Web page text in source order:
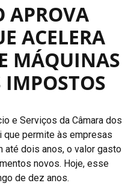
APROVA
ACELERA
MÁQUINAS
e Serviços da Câmara dos
que permite às empresas
até dois anos, o valor gasto
novos. Hoje, esse
de dez anos.